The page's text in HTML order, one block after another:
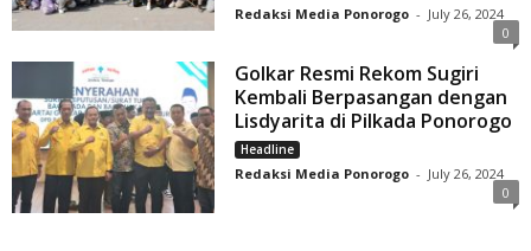
Redaksi Media Ponorogo - July 26, 2024
0
Golkar Resmi Rekom Sugiri
Kembali Berpasangan dengan
Lisdyarita di Pilkada Ponorogo
Headline
Redaksi Media Ponorogo - July 26, 2024
0